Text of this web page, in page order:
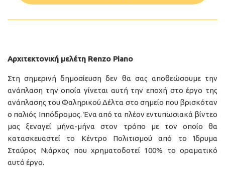
Αρχιτεκτονική μελέτη Renzo Piano
Στη σημερινή δημοσίευση δεν θα σας αποθεώσουμε την
ανάπλαση την οποία γίνεται αυτή την εποχή στο έργο της
ανάπλασης του Φαληρικού Δέλτα στο σημείο που βρισκόταν
ο παλιός Ιππόδρομος. Ένα από τα πλέον εντυπωσιακά βίντεο
μας ξεναγεί μήνα-μήνα στον τρόπο με τον οποίο θα
κατασκευαστεί το Κέντρο Πολιτισμού από το Ίδρυμα
Σταύρος Νιάρχος που χρηματοδοτεί 100% το οραματικό
αυτό έργο.